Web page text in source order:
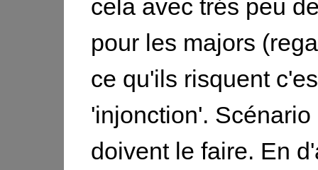
cela avec trés peu
pour les majors
ce qu'ils risquent
'injonction'.
doivent le faire. En